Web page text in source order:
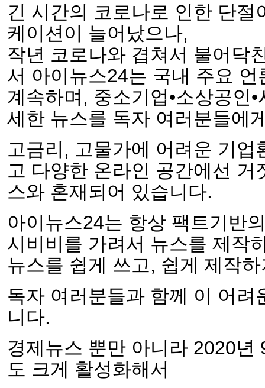
긴 시간의 코로나로 인한 단
케이션이 늘어났으나,
작년 코로나와 겹쳐서 불어닥
서 아이뉴스24는 국내 주요
계속하며, 중소기업•소상공인
세한 뉴스를 독자 여러분들에
고금리, 고물가에 어려운 기
고 다양한 온라인 공간에선
스와 혼재되어 있습니다.
아이뉴스24는 항상 팩트기반
시비비를 가려서 뉴스를 제작
뉴스를 쉽게 쓰고, 쉽게 제작
독자 여러분들과 함께 이 어
니다.
경제뉴스 뿐만 아니라 2020
도 크게 활성화해서